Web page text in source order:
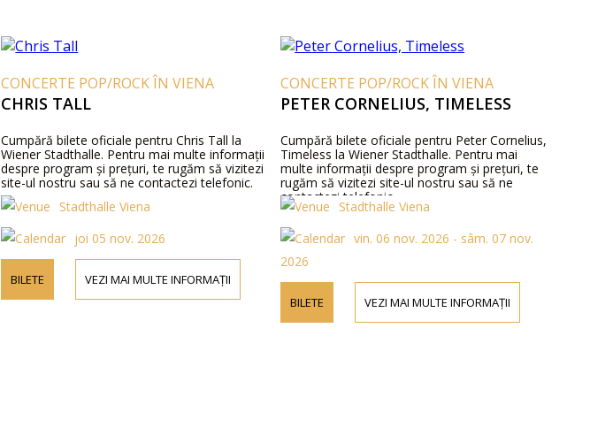
CONCERTE POP/ROCK ÎN VIENA
CHRIS TALL
Cumpără bilete oficiale pentru Chris Tall la
Wiener Stadthalle. Pentru mai multe informații
despre program și prețuri, te rugăm să vizitezi
site-ul nostru sau să ne contactezi telefonic.
Stadthalle Viena
joi 05 nov. 2026
BILETE VEZI MAI MULTE INFORMAȚII
CONCERTE POP/ROCK ÎN VIENA
PETER CORNELIUS, TIMELESS
Cumpără bilete oficiale pentru Peter Cornelius,
Timeless la Wiener Stadthalle. Pentru mai
multe informații despre program și prețuri, te
rugăm să vizitezi site-ul nostru sau să ne
contactezi telefonic.
Stadthalle Viena
vin. 06 nov. 2026 - sâm. 07 nov.
2026
BILETE VEZI MAI MULTE INFORMAȚII